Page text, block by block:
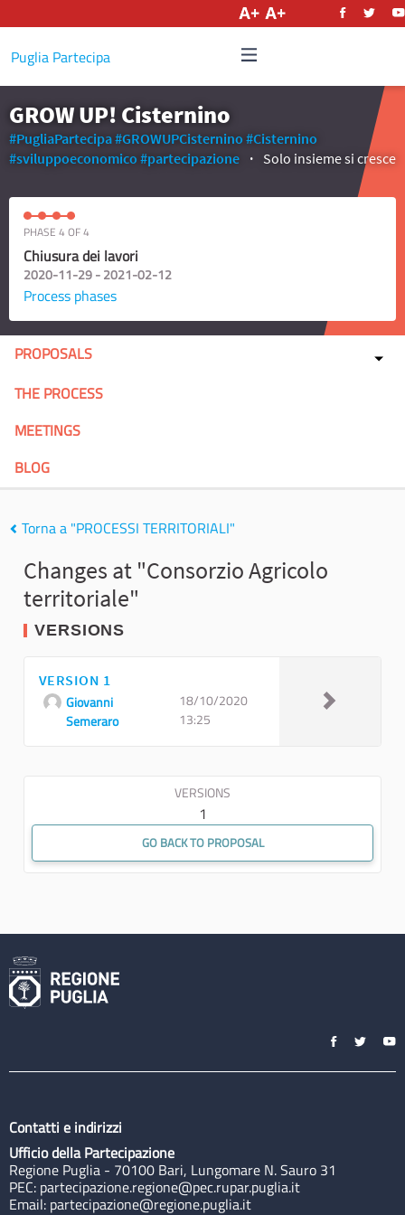
Puglia Partecipa
GROW UP! Cisternino
#PugliaPartecipa#GROWUPCisternino #Cisternino
#sviluppoeconomico #partecipazione Solo insieme si cresce
PHASE 4 OF 4
Chiusura dei lavori
2020-11-29 - 2021-02-12
Process phases
PROPOSALS
THE PROCESS
MEETINGS
BLOG
Torna a "PROCESSI TERRITORIALI"
Changes at "Consorzio Agricolo
territoriale"
VERSIONS
VERSION 1
Giovanni
Semeraro
18/10/2020
13:25
VERSIONS
1
GO BACK TO PROPOSAL
Contatti e indirizzi
Ufficio della Partecipazione
Regione Puglia - 70100 Bari, Lungomare N. Sauro 31
PEC: partecipazione.regione@pec.rupar.puglia.it
Email: partecipazione@regione.puglia.it